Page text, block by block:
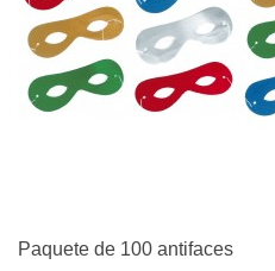
Paquete de 100 antifaces